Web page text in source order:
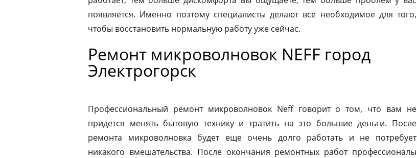
появляется. Именно поэтому специалисты делают все необходимое для того,
чтобы восстановить нормальную работу уже сейчас.
Ремонт микроволновок NEFF город
Электрогорск
Профессиональный ремонт микроволновок Neff говорит о том, что вам не
придется менять бытовую технику и тратить на это большие деньги. После
ремонта микроволновка будет еще очень долго работать и не потребует
никакого вмешательства. После окончания ремонтных работ профессионалы